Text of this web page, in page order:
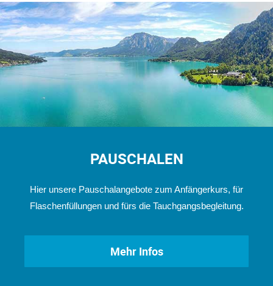
PAUSCHALEN
Hier unsere Pauschalangebote zum Anfängerkurs, für
Flaschenfüllungen und fürs die Tauchgangsbegleitung.
Mehr Infos